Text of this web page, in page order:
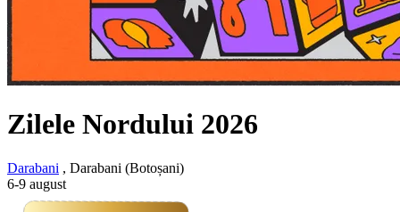
Zilele Nordului 2026
Darabani , Darabani (Botoșani)
6-9 august